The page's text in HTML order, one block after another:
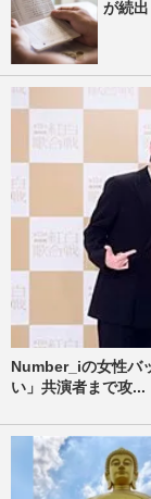
が続出
Number_iの女性バ
い」共演者まで攻...